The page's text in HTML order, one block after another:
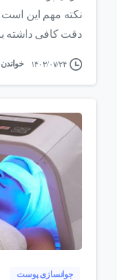
نکته مهم این است
دقت کافی داشته
۱۴۰۳/۰۷/۲۴ خواندن
جوانسازی پوست